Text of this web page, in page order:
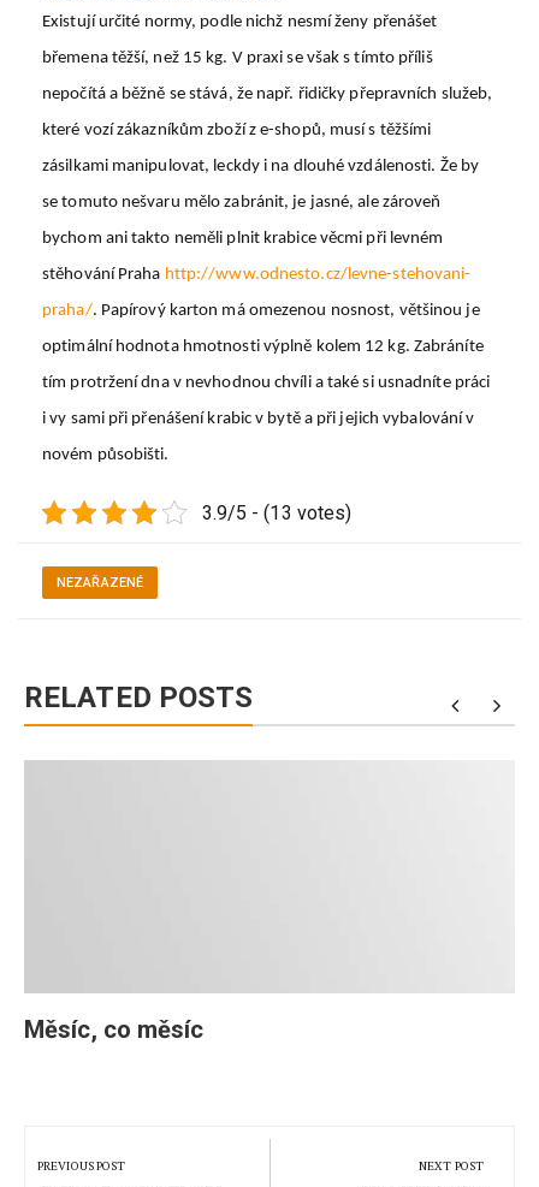
Existují určité normy, podle nichž nesmí ženy přenášet
břemena těžší, než 15 kg. V praxi se však s tímto příliš
nepočítá a běžně se stává, že např. řidičky přepravních služeb,
které vozí zákazníkům zboží z e-shopů, musí s těžšími
zásilkami manipulovat, leckdy i na dlouhé vzdálenosti. Že by
se tomuto nešvaru mělo zabránit, je jasné, ale zároveň
bychom ani takto neměli plnit krabice věcmi při levném
stěhování Praha http://www.odnesto.cz/levne-stehovani-
praha/. Papírový karton má omezenou nosnost, většinou je
optimální hodnota hmotnosti výplně kolem 12 kg. Zabráníte
tím protržení dna v nevhodnou chvíli a také si usnadníte práci
i vy sami při přenášení krabic v bytě a při jejich vybalování v
novém působišti.
3.9/5 - (13 votes)
NEZAŘAZENÉ
RELATED POSTS
Měsíc, co měsíc
pro
PREVIOUS POST NEXT POST